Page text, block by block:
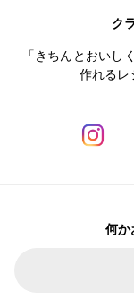
ク
「きちんとおいし
作れるレ
何か